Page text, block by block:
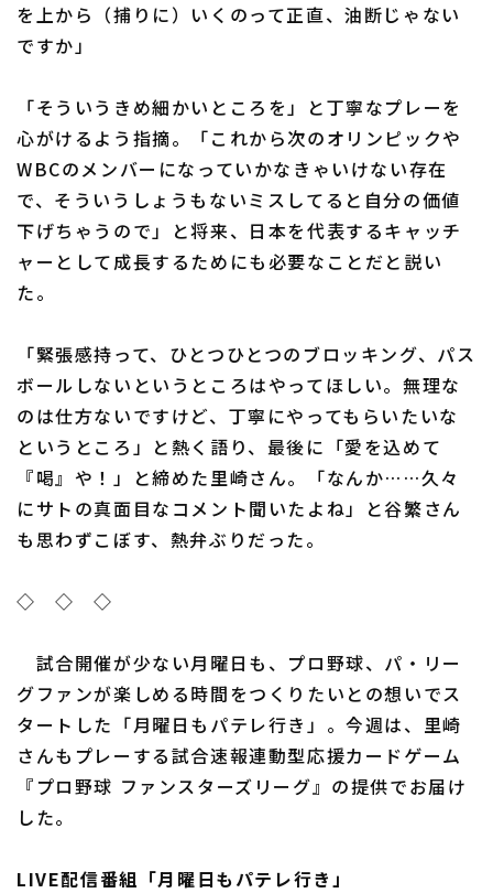
利用規約 プライバシーポリシー
特定商取引法の表示 アルバイト募集
を上から（捕りに）いくのって正直、油断じゃない
ですか」
「そういうきめ細かいところを」と丁寧なプレーを
心がけるよう指摘。「これから次のオリンピックや
WBCのメンバーになっていかなきゃいけない存在
で、そういうしょうもないミスしてると自分の価値
下げちゃうので」と将来、日本を代表するキャッチ
ャーとして成長するためにも必要なことだと説い
た。
「緊張感持って、ひとつひとつのブロッキング、パス
ボールしないというところはやってほしい。無理な
のは仕方ないですけど、丁寧にやってもらいたいな
というところ」と熱く語り、最後に「愛を込めて
『喝』や！」と締めた里崎さん。「なんか……久々
にサトの真面目なコメント聞いたよね」と谷繁さん
も思わずこぼす、熱弁ぶりだった。
◇ ◇ ◇
試合開催が少ない月曜日も、プロ野球、パ・リー
グファンが楽しめる時間をつくりたいとの想いでス
タートした「月曜日もパテレ行き」。今週は、里崎
さんもプレーする試合速報連動型応援カードゲーム
『プロ野球 ファンスターズリーグ』の提供でお届け
した。
LIVE配信番組「月曜日もパテレ行き」